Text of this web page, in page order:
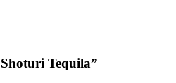
Tequila”